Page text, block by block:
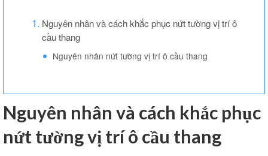
Xin phép xây dựng
Báo giá xây dựng
Xây dựng phần thô
Thi công xây dựng hoàn thiện
Thi công xây dựng nhà trọ
Nguyên nhân và cách khắc phục nứt tường vị trí ô
cầu thang
Nguyên nhân nứt tường vị trí ô cầu thang
Nguyên nhân và cách khắc phục
nứt tường vị trí ô cầu thang